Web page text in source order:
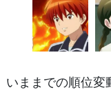
いままでの順位変